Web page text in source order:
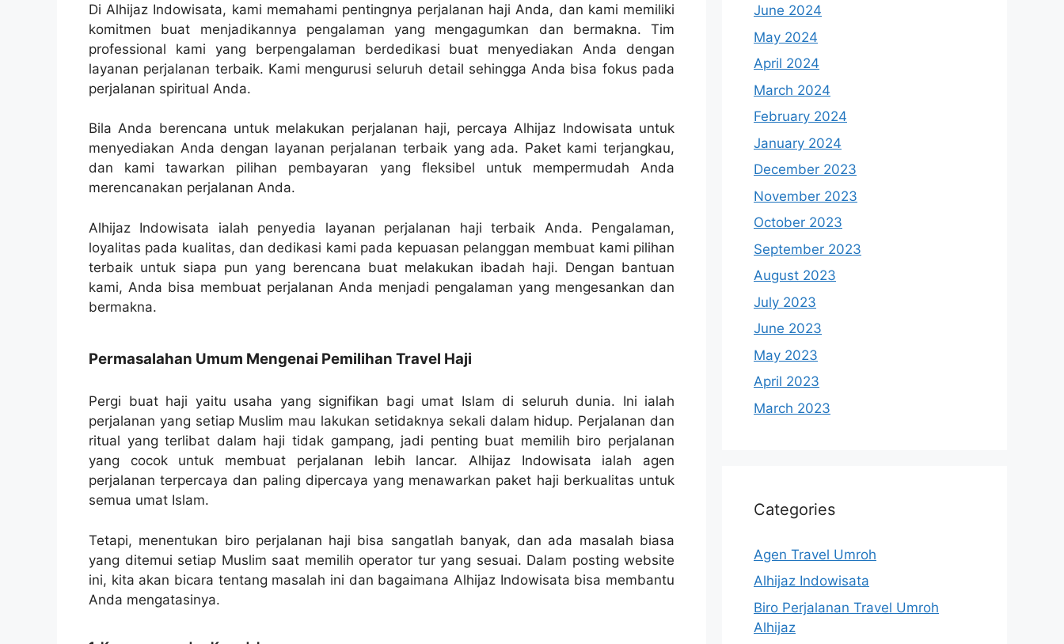
Di Alhijaz Indowisata, kami memahami pentingnya perjalanan haji Anda, dan kami memiliki
komitmen buat menjadikannya pengalaman yang mengagumkan dan bermakna. Tim
professional kami yang berpengalaman berdedikasi buat menyediakan Anda dengan
layanan perjalanan terbaik. Kami mengurusi seluruh detail sehingga Anda bisa fokus pada
perjalanan spiritual Anda.
Bila Anda berencana untuk melakukan perjalanan haji, percaya Alhijaz Indowisata untuk
menyediakan Anda dengan layanan perjalanan terbaik yang ada. Paket kami terjangkau,
dan kami tawarkan pilihan pembayaran yang fleksibel untuk mempermudah Anda
merencanakan perjalanan Anda.
Alhijaz Indowisata ialah penyedia layanan perjalanan haji terbaik Anda. Pengalaman,
loyalitas pada kualitas, dan dedikasi kami pada kepuasan pelanggan membuat kami pilihan
terbaik untuk siapa pun yang berencana buat melakukan ibadah haji. Dengan bantuan
kami, Anda bisa membuat perjalanan Anda menjadi pengalaman yang mengesankan dan
bermakna.
Permasalahan Umum Mengenai Pemilihan Travel Haji
Pergi buat haji yaitu usaha yang signifikan bagi umat Islam di seluruh dunia. Ini ialah
perjalanan yang setiap Muslim mau lakukan setidaknya sekali dalam hidup. Perjalanan dan
ritual yang terlibat dalam haji tidak gampang, jadi penting buat memilih biro perjalanan
yang cocok untuk membuat perjalanan lebih lancar. Alhijaz Indowisata ialah agen
perjalanan terpercaya dan paling dipercaya yang menawarkan paket haji berkualitas untuk
semua umat Islam.
Tetapi, menentukan biro perjalanan haji bisa sangatlah banyak, dan ada masalah biasa
yang ditemui setiap Muslim saat memilih operator tur yang sesuai. Dalam posting website
ini, kita akan bicara tentang masalah ini dan bagaimana Alhijaz Indowisata bisa membantu
Anda mengatasinya.
June 2024
May 2024
April 2024
March 2024
February 2024
January 2024
December 2023
November 2023
October 2023
September 2023
August 2023
July 2023
June 2023
May 2023
April 2023
March 2023
Categories
Agen Travel Umroh
Alhijaz Indowisata
Biro Perjalanan Travel Umroh
Alhijaz